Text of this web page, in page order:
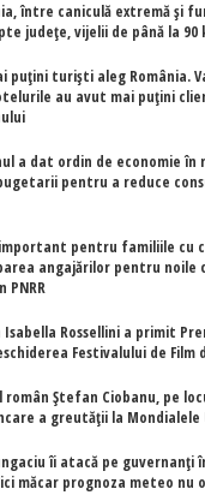
între caniculă extremă și
județe, vijelii de până la 90
puțini turiști aleg România.
au avut mai puțini
a dat ordin de economie în
pentru a reduce
pentru familiile cu
angajărilor pentru noile
Rossellini a primit
Festivalului de Film
Ștefan Ciobanu, pe
a greutății la Mondialele
îi atacă pe guvernanți
măcar prognoza meteo nu